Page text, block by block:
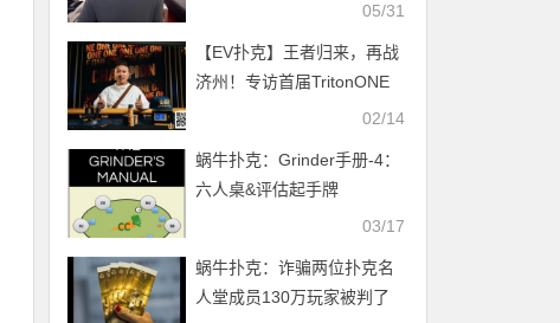
05/31
【EV扑克】王者归来，再战
济州！专访首届TritonONE
$10K NLH Mystery Bounty
02/14
蜗牛扑克：Grinder手册-4：
六人桌&评估起手牌
03/17
蜗牛扑克：诈骗两位扑克名
人堂成员130万玩家被判了